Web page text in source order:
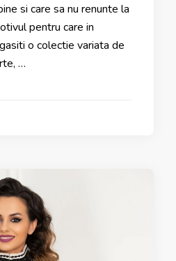
si care sa nu renunte la
pentru care in
o colectie variata de
…